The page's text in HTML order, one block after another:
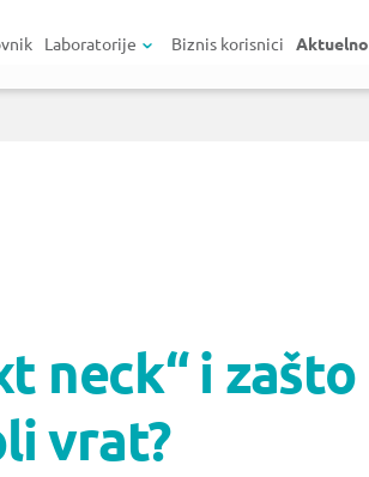
Laboratorije Biznis korisnici Aktuelno
neck“ i zašto
vrat?